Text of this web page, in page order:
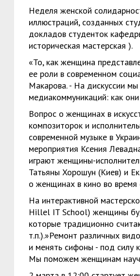
Неделя женской
иллюстраций, созданных
докладов студенток
историческая мастерская ).
«То, как женщина
ее роли в современном
Макарова. - На дискуссии
медиакоммуникаций: как
Вопрос о женщинах в
композиторок и
современной музыке в
мероприятия Ксения
играют женщины-
Татьяны Хорошун (Киев) и
о женщинах в кино во
На интерактивной
Hillel IT School) женщины
которые традиционно
т.п.).»Ремонт различных
и менять сифоны - под силу
Мы поможем женщинам